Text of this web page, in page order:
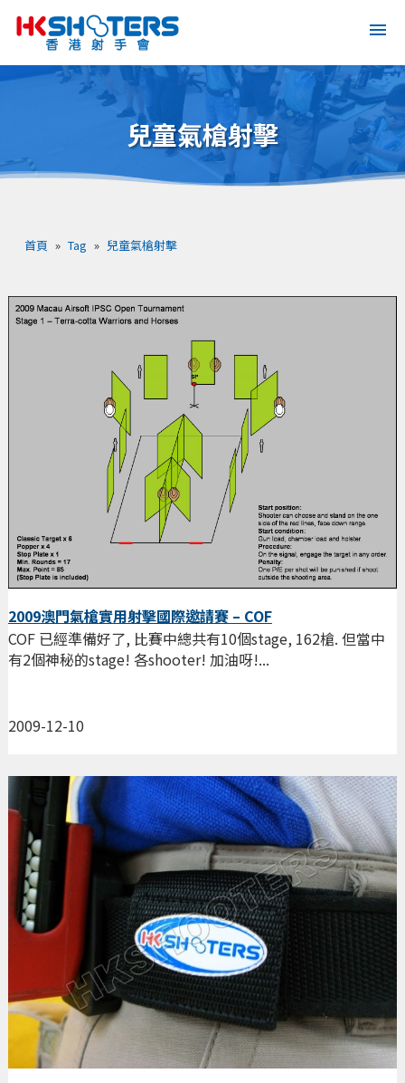
兒童氣槍射擊
首頁 » Tag » 兒童氣槍射擊
2009澳門氣槍實用射擊國際邀請賽 – COF
2009-12-10
COF 已經準備好了, 比賽中總共有10個stage, 162槍. 但當中
有2個神秘的stage! 各shooter! 加油呀!...